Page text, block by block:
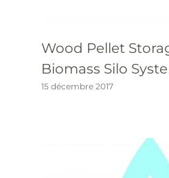
Wood Pellet
Biomass Silo
15 décembre 2017